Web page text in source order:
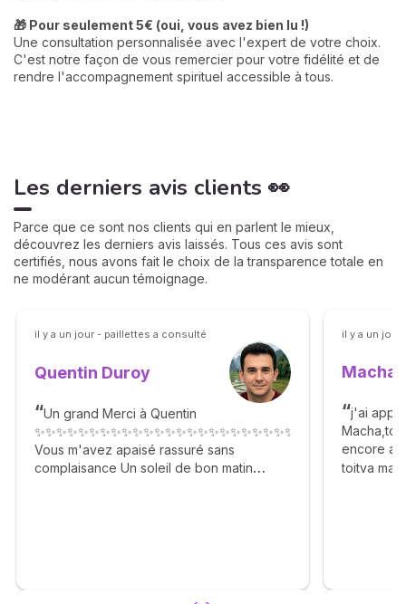
🎁 Pour seulement 5€ (oui, vous avez bien lu !)
Une consultation personnalisée avec l'expert de votre choix.
C'est notre façon de vous remercier pour votre fidélité et de
rendre l'accompagnement spirituel accessible à tous.
Les derniers avis clients 👀
Parce que ce sont nos clients qui en parlent le mieux,
découvrez les derniers avis laissés. Tous ces avis sont
certifiés, nous avons fait le choix de la transparence totale en
ne modérant aucun témoignage.
il y a un jour - paillettes a consulté
Quentin Duroy
Un grand Merci à Quentin
✨✨✨✨✨✨✨✨✨✨✨✨✨✨✨✨✨✨✨✨✨✨✨✨✨✨✨✨✨✨✨✨✨✨
Vous m'avez apaisé rassuré sans
complaisance Un soleil de bon matin
il y a un
Macha
j'ai
encore
toitva mal!